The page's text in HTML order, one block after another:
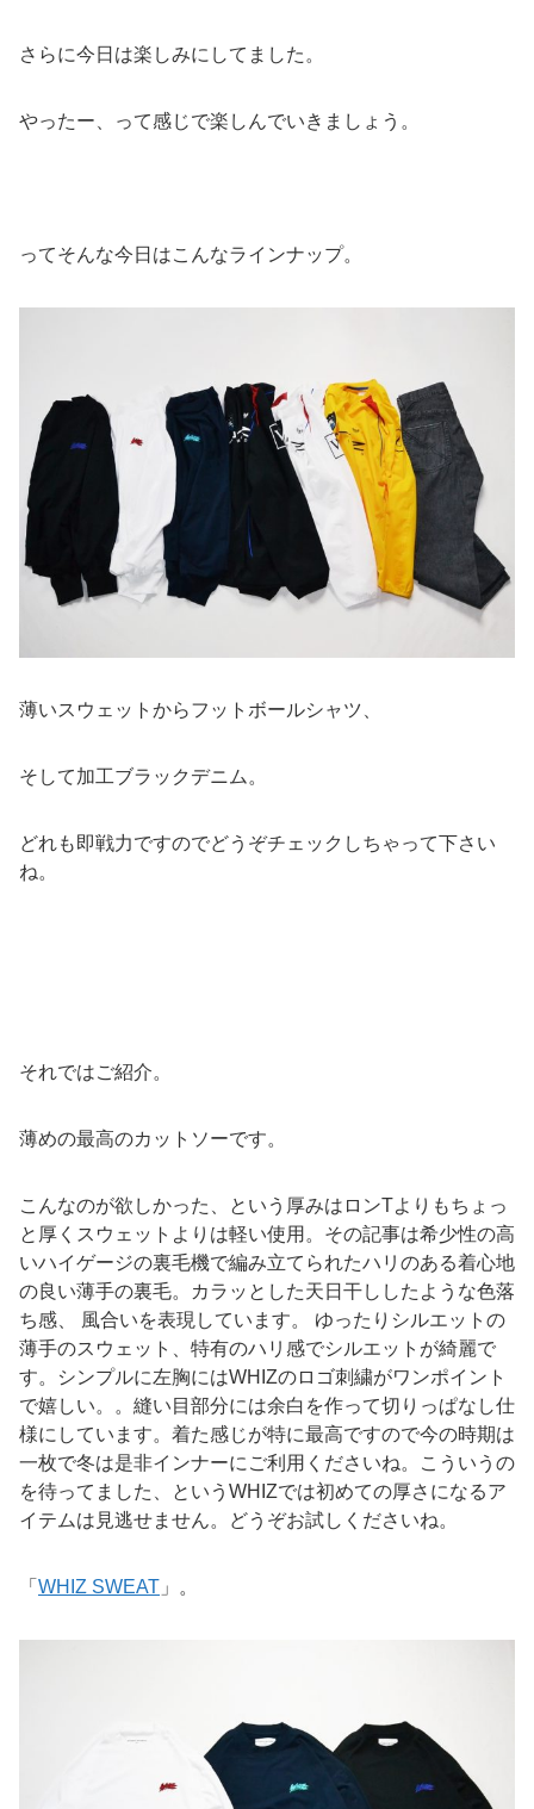
さらに今日は楽しみにしてました。
やったー、って感じで楽しんでいきましょう。
ってそんな今日はこんなラインナップ。
薄いスウェットからフットボールシャツ、
そして加工ブラックデニム。
どれも即戦力ですのでどうぞチェックしちゃって下さい
ね。
それではご紹介。
薄めの最高のカットソーです。
こんなのが欲しかった、という厚みはロンTよりもちょっ
と厚くスウェットよりは軽い使用。その記事は希少性の高
いハイゲージの裏毛機で編み立てられたハリのある着心地
の良い薄手の裏毛。カラッとした天日干ししたような色落
ち感、 風合いを表現しています。 ゆったりシルエットの
薄手のスウェット、特有のハリ感でシルエットが綺麗で
す。シンプルに左胸にはWHIZのロゴ刺繍がワンポイント
で嬉しい。。縫い目部分には余白を作って切りっぱなし仕
様にしています。着た感じが特に最高ですので今の時期は
一枚で冬は是非インナーにご利用くださいね。こういうの
を待ってました、というWHIZでは初めての厚さになるア
イテムは見逃せません。どうぞお試しくださいね。
「 WHIZ SWEAT 」。